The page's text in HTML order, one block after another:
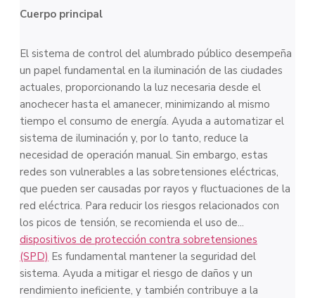
Cuerpo principal
El sistema de control del alumbrado público desempeña
un papel fundamental en la iluminación de las ciudades
actuales, proporcionando la luz necesaria desde el
anochecer hasta el amanecer, minimizando al mismo
tiempo el consumo de energía. Ayuda a automatizar el
sistema de iluminación y, por lo tanto, reduce la
necesidad de operación manual. Sin embargo, estas
redes son vulnerables a las sobretensiones eléctricas,
que pueden ser causadas por rayos y fluctuaciones de la
red eléctrica. Para reducir los riesgos relacionados con
los picos de tensión, se recomienda el uso de...
dispositivos de protección contra sobretensiones
(SPD) Es fundamental mantener la seguridad del
sistema. Ayuda a mitigar el riesgo de daños y un
rendimiento ineficiente, y también contribuye a la